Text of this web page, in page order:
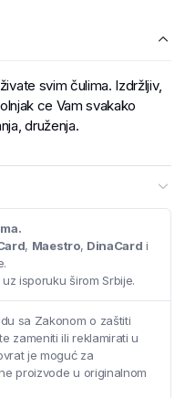
svim čulima. Izdržljiv,
ce Vam svakako
druženja.
, Maestro, DinaCard i
isporuku širom Srbije.
sa Zakonom o zaštiti
zameniti ili reklamirati u
je moguć za
proizvode u originalnom